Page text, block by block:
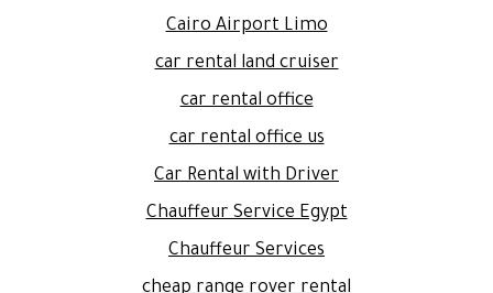
Cairo Airport Limo
car rental land cruiser
car rental office
car rental office us
Car Rental with Driver
Chauffeur Service Egypt
Chauffeur Services
cheap range rover rental